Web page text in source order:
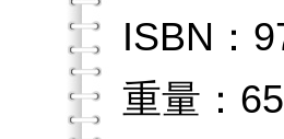
ISBN：
重量：